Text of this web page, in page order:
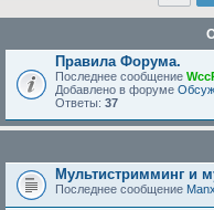
Правила Форума.
Последнее сообщение
Добавлено в форуме
Ответы: 37
Мультистримминг и
Последнее сообщение Manx